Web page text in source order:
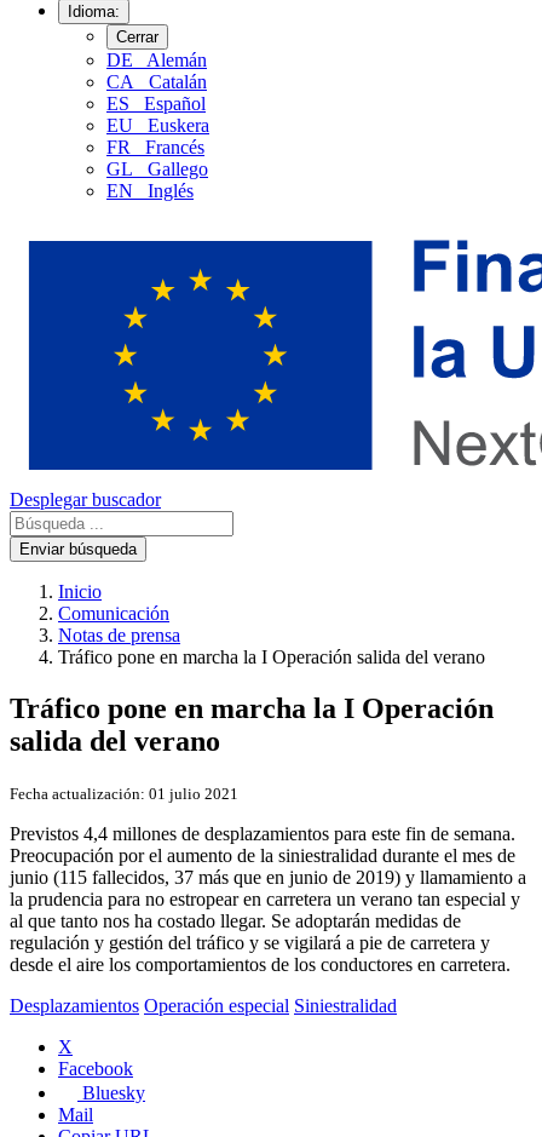
Idioma:
Cerrar
DE
Alemán
CA
Catalán
ES
Español
EU
Euskera
FR
Francés
GL
Gallego
EN
Inglés
Desplegar buscador
Enviar búsqueda
Inicio
Comunicación
Notas de prensa
Tráfico pone en marcha la I Operación salida del verano
Tráfico pone en marcha la I Operación
salida del verano
Fecha actualización: 01 julio 2021
Previstos 4,4 millones de desplazamientos para este fin de semana.
Preocupación por el aumento de la siniestralidad durante el mes de
junio (115 fallecidos, 37 más que en junio de 2019) y llamamiento a
la prudencia para no estropear en carretera un verano tan especial y
al que tanto nos ha costado llegar. Se adoptarán medidas de
regulación y gestión del tráfico y se vigilará a pie de carretera y
desde el aire los comportamientos de los conductores en carretera.
Desplazamientos Operación especial Siniestralidad
X
Facebook
Bluesky
Mail